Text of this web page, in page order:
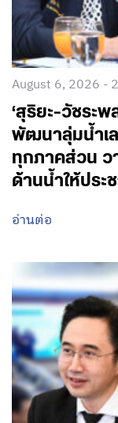
August 6, 2026 -
‘สุริยะ-วัชระพ
พัฒนาลุ่มน้ำเ
ทุกภาคส่วน ว
ด้านน้ำให้ประ
อ่านต่อ